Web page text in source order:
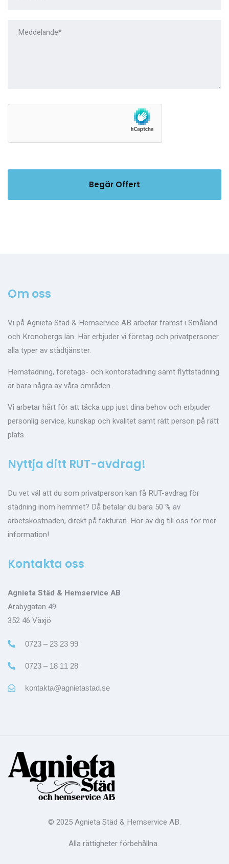
Begär Offert
Om oss
Vi på Agnieta Städ & Hemservice AB arbetar främst i Småland
och Kronobergs län. Här erbjuder vi företag och privatpersoner
alla typer av städtjänster.
Hemstädning, företags- och kontorstädning samt flyttstädning
är bara några av våra områden.
Vi arbetar hårt för att täcka upp just dina behov och erbjuder
personlig service, kunskap och kvalitet samt rätt person på rätt
plats.
Nyttja ditt RUT-avdrag!
Du vet väl att du som privatperson kan få RUT-avdrag för
städning inom hemmet? Då betalar du bara 50 % av
arbetskostnaden, direkt på fakturan. Hör av dig till oss för mer
information!
Kontakta oss
Agnieta Städ & Hemservice AB
Arabygatan 49
352 46 Växjö
0723 – 23 23 99
0723 – 18 11 28
kontakta@agnietastad.se
© 2025 Agnieta Städ & Hemservice AB.
Alla rättigheter förbehållna.